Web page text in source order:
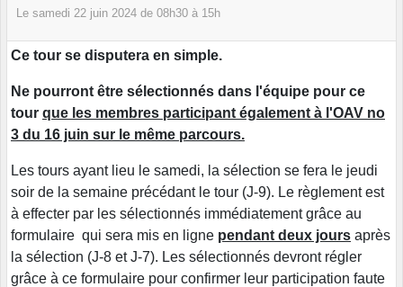
Le samedi 22 juin 2024 de 08h30 à 15h
Ce tour se disputera en simple.
Ne pourront être sélectionnés dans l'équipe pour ce
tour que les membres participant également à l'OAV no
3 du 16 juin sur le même parcours.
Les tours ayant lieu le samedi, la sélection se fera le jeudi
soir de la semaine précédant le tour (J-9). Le règlement est
à effecter par les sélectionnés immédiatement grâce au
formulaire qui sera mis en ligne pendant deux jours après
la sélection (J-8 et J-7). Les sélectionnés devront régler
grâce à ce formulaire pour confirmer leur participation faute